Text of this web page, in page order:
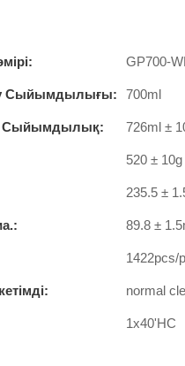
GP700-WL
Сыйымдылығы: 700ml
Сыйымдылық: 726ml ±
520 ± 10g
235.5 ±
89.8 ±
1422pcs/
normal
1x40'HC